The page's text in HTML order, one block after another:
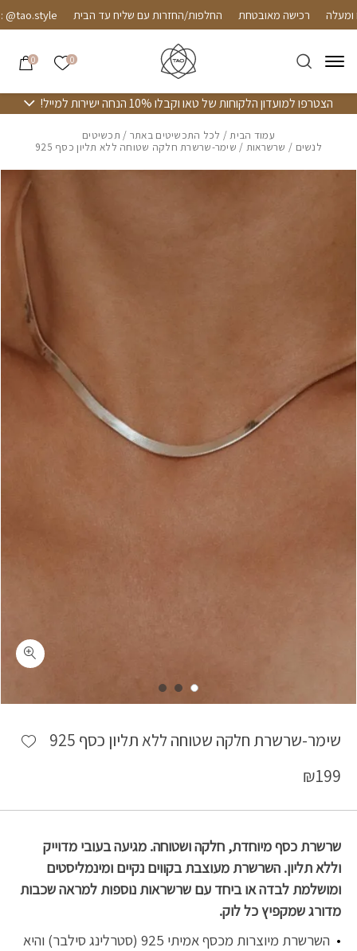
Skip to Contentרכישה מאובטחת החלפות/החזרות עם שליח עד הבית
0 הרשימה
0
הצטרפו למועדון הלקוחות של טאו וקבלו 10% הנחה ישירות למייל!
עמוד הבית/ לכל התכשיטים באתר / תכשיטים
לנשים / שרשראות / שימר-שרשרת חלקה שטוחה ללא תליון כסף 925
שימר-שרשרת חלקה שטוחה ללא תליון כסף 925
₪199
שרשרת כסף מיוחדת, חלקה ושטוחה. מגיעה בעובי מדוייק
וללא תליון. השרשרת מעוצבת בקווים נקיים ומינמליסטים
ומושלמת לבדה או ביחד עם שרשראות נוספות למראה שכבות
מדורג שמקפיץ כל לוק.
השרשרת מיוצרות מכסף אמיתי 925 (סטרלינג סילבר) והיא
בחזרה למעלה